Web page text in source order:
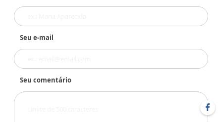
Seu e-mail
Seu comentário